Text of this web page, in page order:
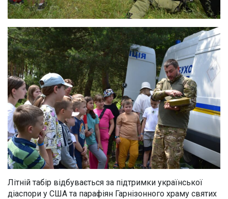
Літній табір відбувається за підтримки української
діаспори у США та парафіян Гарнізонного храму святих